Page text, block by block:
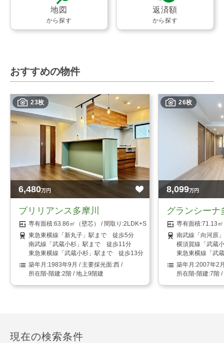
地図
から探す
返済額
から探す
おすすめの物件
23枚
6,480万円
ブリリアンス多摩川
63.86㎡（壁芯）
2LDK+S（納戸）
東急東横線「新丸子」駅まで 徒歩5分
南武線「武蔵小杉」駅まで 徒歩11分
東急東横線「武蔵小杉」駅まで 徒歩13分
1983年9月
西
2階 / 地上9階建
26枚
8,099万円
グランシーナ
71.13
南武線「向河原
横須賀線「武蔵
東急東横線「武
2007年2
7階 /
現在の検索条件